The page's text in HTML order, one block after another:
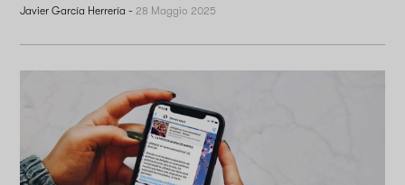
Javier García Herrería -28 Maggio 2025